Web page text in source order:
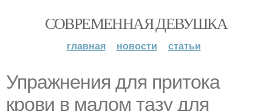
СОВРЕМЕННАЯ ДЕВУШКА
главная новости статьи
Упражнения для притока
крови в малом тазу для